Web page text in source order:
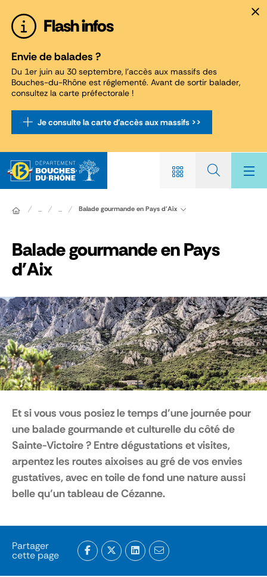
Flash infos
Envie de balades ?
Du 1er juin au 30 septembre, l'accès aux massifs des
Bouches-du-Rhône est réglementé. Avant de sortir balader,
consultez la carte préfectorale !
Je consulte la carte d'accès aux massifs >>
... ... Balade gourmande en Pays d'Aix
Balade gourmande en Pays
d'Aix
Et si vous vous posiez le temps d’une journée pour
une balade gourmande et culturelle du côté de
Sainte-Victoire ? Entre dégustations et visites,
arpentez les routes aixoises au gré de vos envies
gustatives, avec en toile de fond une nature aussi
belle qu’un tableau de Cézanne.
Partager
cette page